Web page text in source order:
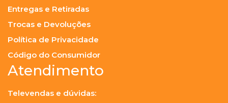
Entregas e Retiradas
Trocas e Devoluções
Política de Privacidade
Código do Consumidor
Atendimento
Televendas e dúvidas: